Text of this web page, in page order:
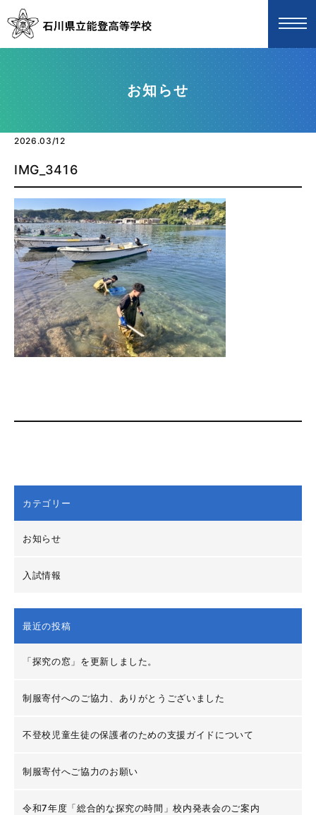
お知らせ
2026.03/12
IMG_3416
カテゴリー
お知らせ
入試情報
最近の投稿
「探究の窓」を更新しました。
制服寄付へのご協力、ありがとうございました
不登校児童生徒の保護者のための支援ガイドについて
制服寄付へご協力のお願い
令和7年度「総合的な探究の時間」校内発表会のご案内